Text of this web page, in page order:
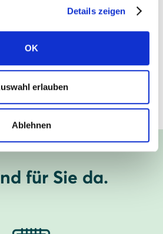
Details zeigen
OK
erlauben
Ablehnen
erfahren
für Sie da.